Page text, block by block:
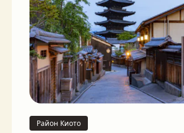
Район Киото